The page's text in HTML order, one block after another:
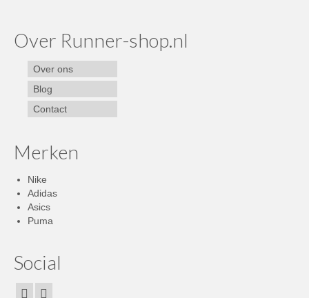
Over Runner-shop.nl
Over ons
Blog
Contact
Merken
Nike
Adidas
Asics
Puma
Social